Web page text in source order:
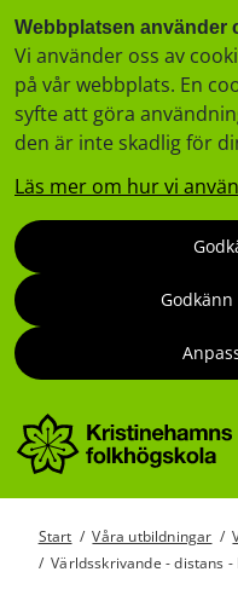
Webbplatsen använder
Vi använder oss av
på vår webbplats. En
syfte att göra
den är inte skadlig för
Läs mer om hur vi
Start / Våra utbildningar /
/ Världsskrivande - distans -